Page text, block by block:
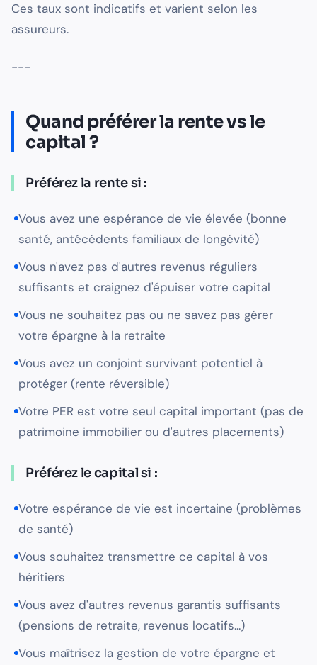
Ces taux sont indicatifs et varient selon les
assureurs.
---
Quand préférer la rente vs le
capital ?
Préférez la rente si :
Vous avez une espérance de vie élevée (bonne
santé, antécédents familiaux de longévité)
Vous n'avez pas d'autres revenus réguliers
suffisants et craignez d'épuiser votre capital
Vous ne souhaitez pas ou ne savez pas gérer
votre épargne à la retraite
Vous avez un conjoint survivant potentiel à
protéger (rente réversible)
Votre PER est votre seul capital important (pas de
patrimoine immobilier ou d'autres placements)
Préférez le capital si :
Votre espérance de vie est incertaine (problèmes
de santé)
Vous souhaitez transmettre ce capital à vos
héritiers
Vous avez d'autres revenus garantis suffisants
(pensions de retraite, revenus locatifs...)
Vous maîtrisez la gestion de votre épargne et